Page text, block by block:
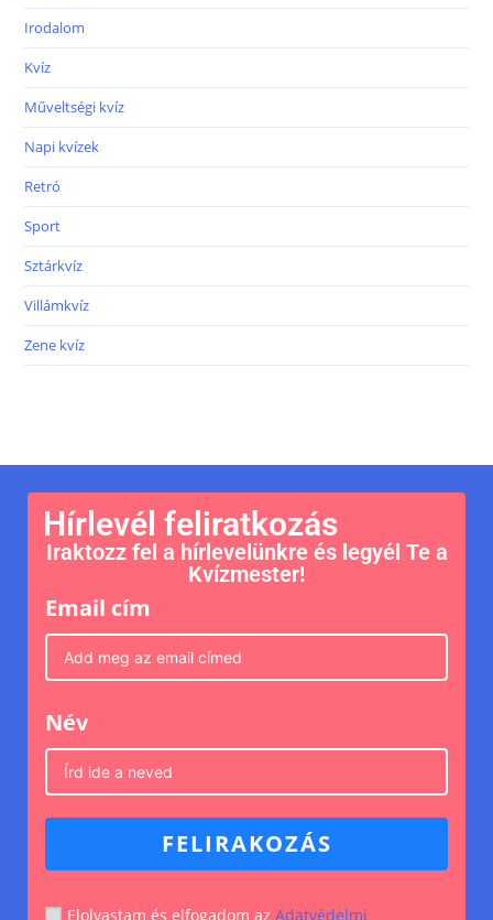
Irodalom
Kvíz
Műveltségi kvíz
Napi kvízek
Retró
Sport
Sztárkvíz
Villámkvíz
Zene kvíz
Hírlevél feliratkozás
Iraktozz fel a hírlevelünkre és legyél Te a
Kvízmester!
Email cím
Név
FELIRAKOZÁS
Elolvastam és elfogadom az Adatvédelmi